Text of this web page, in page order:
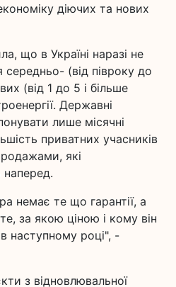
діючих та нових
що в Україні наразі не
середньо- (від півроку до
(від 1 до 5 і більше
Державні
лише місячні
приватних учасників
які
наперед.
немає те що гарантії, а
за якою ціною і кому він
наступному році", -
з відновлювальної